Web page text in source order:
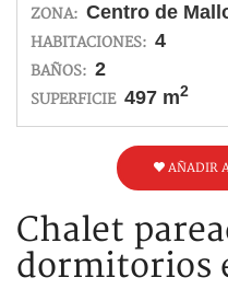
ZONA: Centro de
HABITACIONES: 4
BAÑOS: 2
SUPERFICIE 497 m2
AÑADIR
Chalet
dormitorios